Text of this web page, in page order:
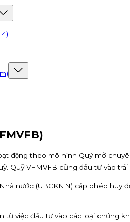
động theo mô hình Quỹ mở
Quỹ VFMVFB cũng đầu tư vào trái
nước (UBCKNN) cấp phép
việc đầu tư vào các loại chứng